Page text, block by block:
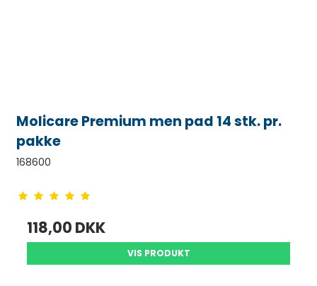
Molicare Premium men pad 14 stk. pr.
pakke
168600
118,00 DKK
VIS PRODUKT